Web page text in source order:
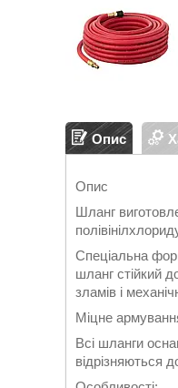
Опис
Опис
Шланг
Спеціальна
шланг стійкий
зламів і
Міцне
Всі шланги
відрізняються